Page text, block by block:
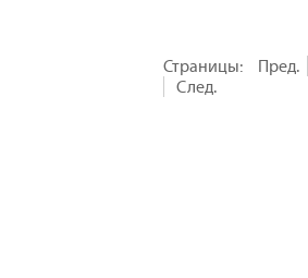
Страницы:
Пред.
След.